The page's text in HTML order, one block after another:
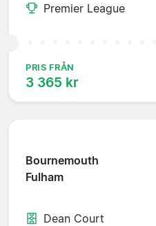
Premier League
PRIS FRÅN
3 365 kr
Bournemouth
Fulham
Dean Court